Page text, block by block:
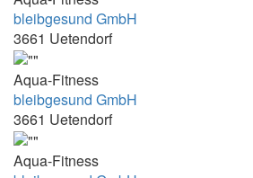
16:00-16:50 und 19:00-19:50
16:05 - 18:00
16:15 - 17:00
16:15 - 19.05
bleibgesund GmbH
3661 Uetendorf
Aqua-Fitness
bleibgesund GmbH
3661 Uetendorf
Aqua-Fitness